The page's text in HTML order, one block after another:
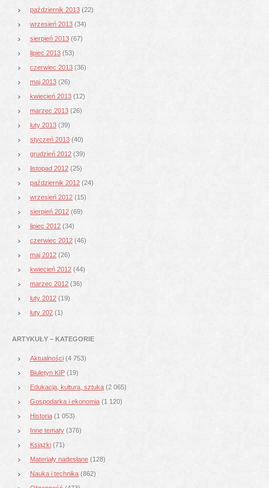
październik 2013 (22)
wrzesień 2013 (34)
sierpień 2013 (67)
lipiec 2013 (53)
czerwiec 2013 (36)
maj 2013 (26)
kwiecień 2013 (12)
marzec 2013 (26)
luty 2013 (39)
styczeń 2013 (40)
grudzień 2012 (39)
listopad 2012 (25)
październik 2012 (24)
wrzesień 2012 (15)
sierpień 2012 (69)
lipiec 2012 (34)
czerwiec 2012 (46)
maj 2012 (26)
kwiecień 2012 (44)
marzec 2012 (36)
luty 2012 (19)
luty 202 (1)
ARTYKUŁY – KATEGORIE
Aktualności (4 753)
Biuletyn KIP (19)
Edukacja, kultura, sztuka (2 065)
Gospodarka i ekonomia (1 120)
Historia (1 053)
Inne tematy (376)
Książki (71)
Materiały nadesłane (128)
Nauka i technika (862)